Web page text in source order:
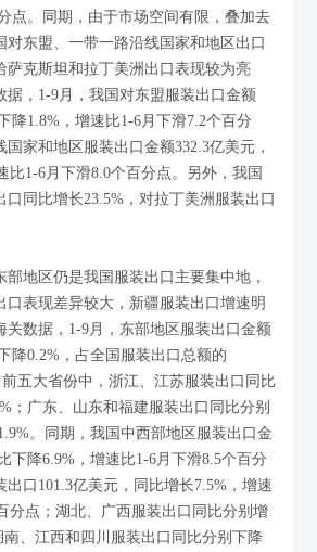
点。同期，由于市场空间有限，叠加去
对东盟、一带一路沿线国家和地区出口
萨克斯坦和拉丁美洲出口表现较为亮
据，1-9月，我国对东盟服装出口金额
降1.8%，增速比1-6月下滑7.2个百分
国家和地区服装出口金额332.3亿美元，
比1-6月下滑8.0个百分点。另外，我国
口同比增长23.5%，对拉丁美洲服装出口
部地区仍是我国服装出口主要集中地，
口表现差异较大，新疆服装出口增速明
关数据，1-9月，东部地区服装出口金额
降0.2%，占全国服装出口总额的
五大省份中，浙江、江苏服装出口同比
；广东、山东和福建服装出口同比分别
。同期，我国中西部地区服装出口金
下降6.9%，增速比1-6月下滑8.5个百分
出口101.3亿美元，同比增长7.5%，增速
分点；湖北、广西服装出口同比分别增
南、江西和四川服装出口同比分别下降